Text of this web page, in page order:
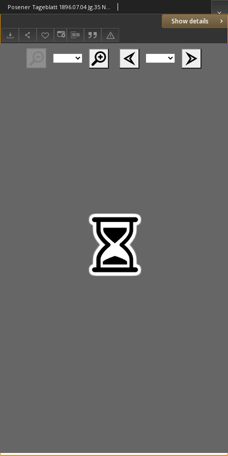
Show details
Posener Tageblatt 1896.07.04 Jg.35 Nr310